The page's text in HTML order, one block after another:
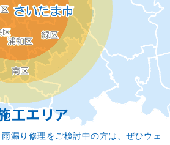
工エリア
漏り修理をご検討中の方は、ぜひウェ